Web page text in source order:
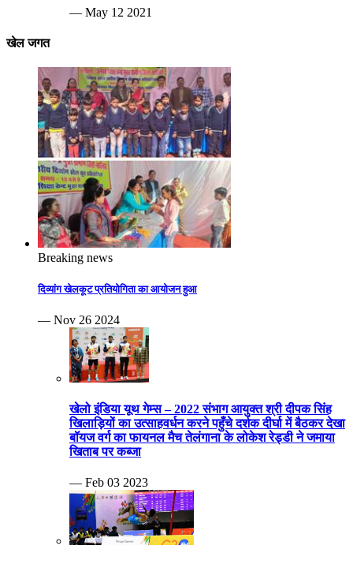
— May 12 2021
खेल जगत
Breaking news
दिव्यांग खेलकूट प्रतियोगिता का आयोजन हुआ
— Nov 26 2024
खेलो इंडिया यूथ गेम्स – 2022 संभाग आयुक्त श्री दीपक सिंह
खिलाड़ियों का उत्साहवर्धन करने पहुँचे दर्शक दीर्घा में बैठकर देखा
बॉयज वर्ग का फायनल मैच तेलंगाना के लोकेश रेड्डी ने जमाया
खिताब पर कब्जा
— Feb 03 2023